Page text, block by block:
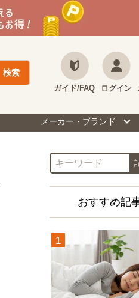
ガイド/FAQ ログイン
メーカー・ブランド
おすすめ記
1